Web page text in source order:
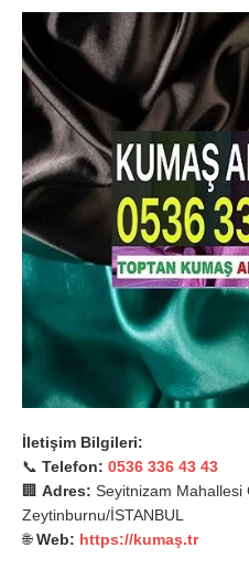
İletişim Bilgileri:
📞 Telefon: 0536 336 43 43
🏢 Adres: Seyitnizam Mahallesi
Zeytinburnu/İSTANBUL
🌐Web: https://kumaş.tr